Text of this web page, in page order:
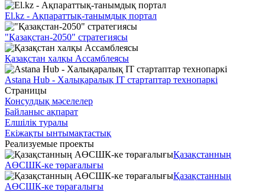
El.kz - Ақпараттық-танымдық портал
"Қазақстан-2050" стратегиясы
Қазақстан халқы Ассамблеясы
Astana Hub - Халықаралық IT стартаптар технопаркі
Страницы
Консулдық мәселелер
Байланыс ақпарат
Елшілік туралы
Екіжақты ынтымақтастық
Реализуемые проекты
Қазақстанның
АӨСШК-ке төрағалығы
Қазақстанның
АӨСШК-ке төрағалығы